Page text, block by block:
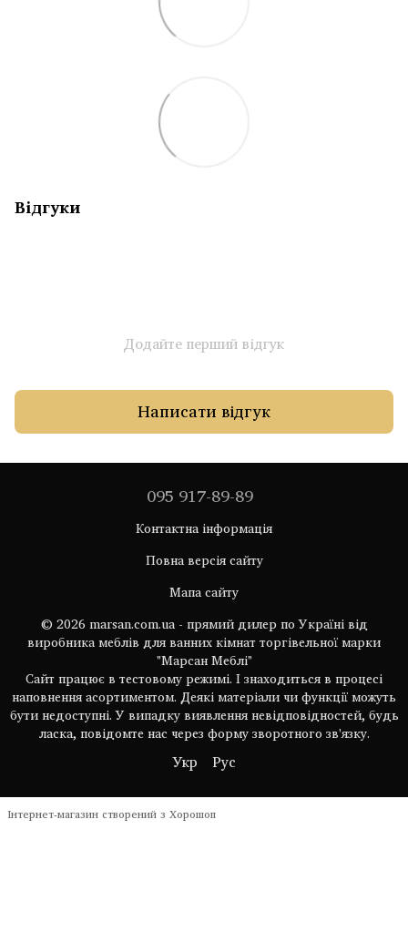
Відгуки
Додайте перший відгук
Написати відгук
095 917-89-89
Контактна інформація
Повна версія сайту
Мапа сайту
© 2026 marsan.com.ua - прямий дилер по Україні від
виробника меблів для ванних кімнат торгівельної марки
"Марсан Меблі"
Сайт працює в тестовому режимі. І знаходиться в процесі
наповнення асортиментом. Деякі матеріали чи функції можуть
бути недоступні. У випадку виявлення невідповідностей, будь
ласка, повідомте нас через форму зворотного зв'язку.
Укр Рус
Інтернет-магазин створений з Хорошоп